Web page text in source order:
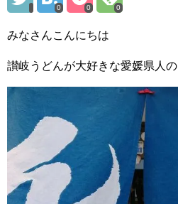
0 0 0
みなさんこんにちは
讃岐うどんが大好きな愛媛県人の